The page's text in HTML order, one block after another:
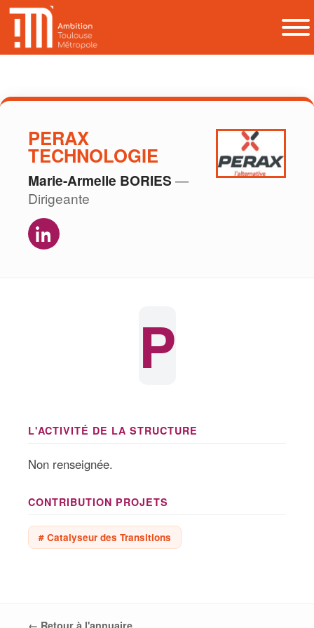
PERAX
TECHNOLOGIE
Marie-Armelle BORIES —
Dirigeante
P
L'ACTIVITÉ DE LA STRUCTURE
Non renseignée.
CONTRIBUTION PROJETS
# Catalyseur des Transitions
← Retour à l'annuaire